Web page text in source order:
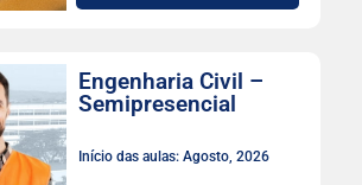
Engenharia Civil –
Semipresencial
Início das aulas: Agosto, 2026